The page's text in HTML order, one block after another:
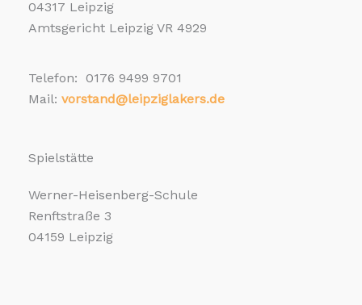
04317 Leipzig
Amtsgericht Leipzig VR 4929
Telefon: 0176 9499 9701
Mail: vorstand@leipziglakers.de
Spielstätte
Werner-Heisenberg-Schule
Renftstraße 3
04159 Leipzig